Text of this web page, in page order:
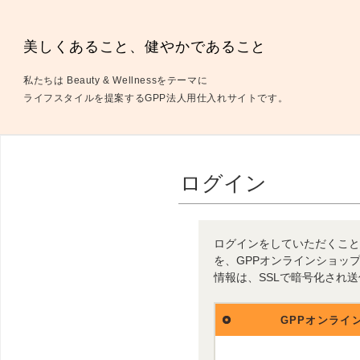
美しくあること、健やかであること
私たちは Beauty & Wellnessをテーマに
ライフスタイルを提案するGPP法人用仕入れサイトです。
ログイン
ログインをしていただくこ
を、GPPオンラインショッ
情報は、SSLで暗号化され
GPPオンライ